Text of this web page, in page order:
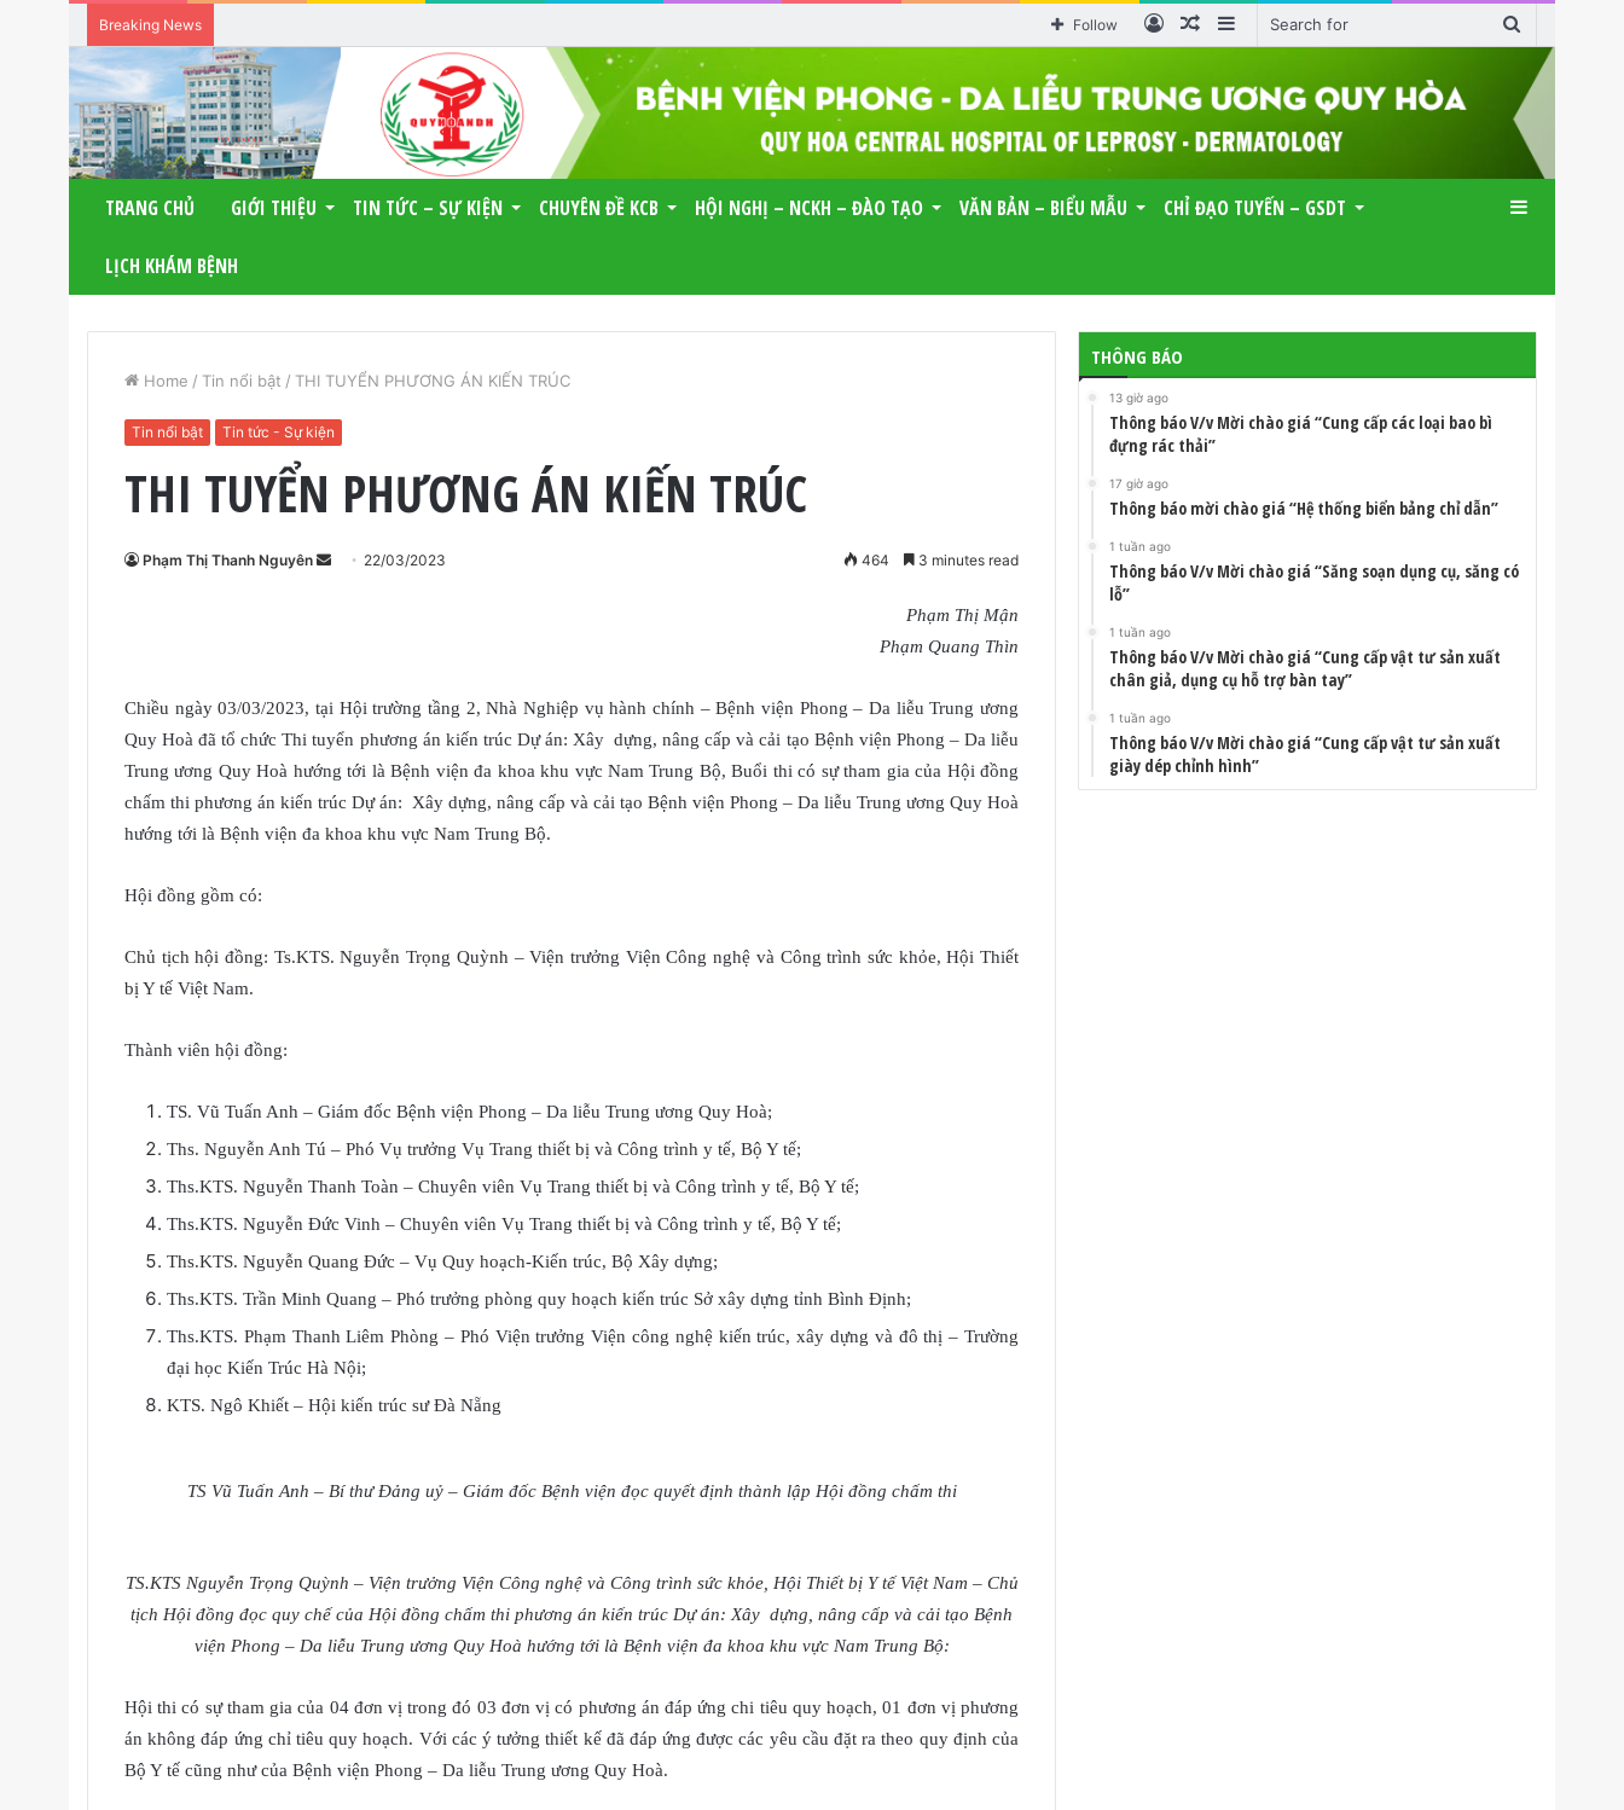
Breaking News
for
Sidebar
Random
Log
Follow
TRANG CHỦ GIỚI THIỆU TIN TỨC – SỰ KIỆN CHUYÊN ĐỀ KCB HỘI NGHỊ – NCKH – ĐÀO TẠO VĂN BẢN – BIỂU MẪU CHỈ ĐẠO TUYẾN – GSDT
LỊCH KHÁM BỆNH
Home / Tin nổi bật / THI TUYỂN PHƯƠNG ÁN KIẾN TRÚC
Tin nổi bật Tin tức - Sự kiện
THI TUYỂN PHƯƠNG ÁN KIẾN TRÚC
Phạm Thị Thanh Nguyên
n
e
m
a
22/03/2023 464 3 minutes read
Phạm Thị Mận
Phạm Quang Thìn
Chiều ngày 03/03/2023, tại Hội trường tầng 2, Nhà Nghiệp vụ hành chính – Bệnh viện Phong – Da liễu Trung ương
Quy Hoà đã tổ chức Thi tuyển phương án kiến trúc Dự án: Xây dựng, nâng cấp và cải tạo Bệnh viện Phong – Da liễu
Trung ương Quy Hoà hướng tới là Bệnh viện đa khoa khu vực Nam Trung Bộ, Buổi thi có sự tham gia của Hội đồng
chấm thi phương án kiến trúc Dự án: Xây dựng, nâng cấp và cải tạo Bệnh viện Phong – Da liễu Trung ương Quy Hoà
hướng tới là Bệnh viện đa khoa khu vực Nam Trung Bộ.
Hội đồng gồm có:
Chủ tịch hội đồng: Ts.KTS. Nguyễn Trọng Quỳnh – Viện trưởng Viện Công nghệ và Công trình sức khỏe, Hội Thiết
bị Y tế Việt Nam.
Thành viên hội đồng:
TS. Vũ Tuấn Anh – Giám đốc Bệnh viện Phong – Da liễu Trung ương Quy Hoà;
Ths. Nguyễn Anh Tú – Phó Vụ trưởng Vụ Trang thiết bị và Công trình y tế, Bộ Y tế;
Ths.KTS. Nguyễn Thanh Toàn – Chuyên viên Vụ Trang thiết bị và Công trình y tế, Bộ Y tế;
Ths.KTS. Nguyễn Đức Vinh – Chuyên viên Vụ Trang thiết bị và Công trình y tế, Bộ Y tế;
Ths.KTS. Nguyễn Quang Đức – Vụ Quy hoạch-Kiến trúc, Bộ Xây dựng;
Ths.KTS. Trần Minh Quang – Phó trưởng phòng quy hoạch kiến trúc Sở xây dựng tỉnh Bình Định;
Ths.KTS. Phạm Thanh Liêm Phòng – Phó Viện trưởng Viện công nghệ kiến trúc, xây dựng và đô thị – Trường
đại học Kiến Trúc Hà Nội;
KTS. Ngô Khiết – Hội kiến trúc sư Đà Nẵng
TS Vũ Tuấn Anh – Bí thư Đảng uỷ – Giám đốc Bệnh viện đọc quyết định thành lập Hội đồng chấm thi
TS.KTS Nguyễn Trọng Quỳnh – Viện trưởng Viện Công nghệ và Công trình sức khỏe, Hội Thiết bị Y tế Việt Nam – Chủ
tịch Hội đồng đọc quy chế của Hội đồng chấm thi phương án kiến trúc Dự án: Xây dựng, nâng cấp và cải tạo Bệnh
viện Phong – Da liễu Trung ương Quy Hoà hướng tới là Bệnh viện đa khoa khu vực Nam Trung Bộ:
Hội thi có sự tham gia của 04 đơn vị trong đó 03 đơn vị có phương án đáp ứng chi tiêu quy hoạch, 01 đơn vị phương
án không đáp ứng chỉ tiêu quy hoạch. Với các ý tưởng thiết kế đã đáp ứng được các yêu cầu đặt ra theo quy định của
Bộ Y tế cũng như của Bệnh viện Phong – Da liễu Trung ương Quy Hoà.
THÔNG BÁO
13 giờ ago
Thông báo V/v Mời chào giá “Cung cấp các loại bao bì
đựng rác thải”
17 giờ ago
Thông báo mời chào giá “Hệ thống biển bảng chỉ dẫn”
1 tuần ago
Thông báo V/v Mời chào giá “Săng soạn dụng cụ, săng có
lỗ”
1 tuần ago
Thông báo V/v Mời chào giá “Cung cấp vật tư sản xuất
chân giả, dụng cụ hỗ trợ bàn tay”
1 tuần ago
Thông báo V/v Mời chào giá “Cung cấp vật tư sản xuất
giày dép chỉnh hình”